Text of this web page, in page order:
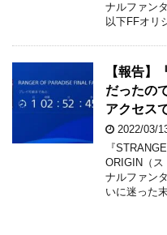
ナルファン
以下FFオリ
【報告】
だったの
アクセス
2022/03/
『
ORIGIN（ス
ナルファン
いに迷った